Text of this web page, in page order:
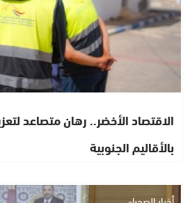
الاقتصاد الأخضر.. رهان متصاعد
بالأقاليم الجنوبية